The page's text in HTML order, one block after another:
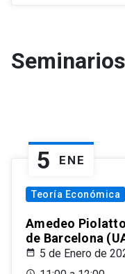
Seminarios
5 ENE
Teoría Económica
Amedeo
de Barcelona
5 de Enero de